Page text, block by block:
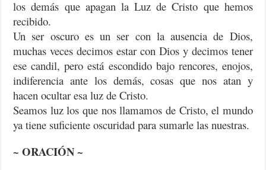
los demás que apagan la Luz de Cristo que hemos
recibido.
Un ser oscuro es un ser con la ausencia de Dios,
muchas veces decimos estar con Dios y decimos tener
ese candil, pero está escondido bajo rencores, enojos,
indiferencia ante los demás, cosas que nos atan y
hacen ocultar esa luz de Cristo.
Seamos luz los que nos llamamos de Cristo, el mundo
ya tiene suficiente oscuridad para sumarle las nuestras.
~ ORACIÓN ~